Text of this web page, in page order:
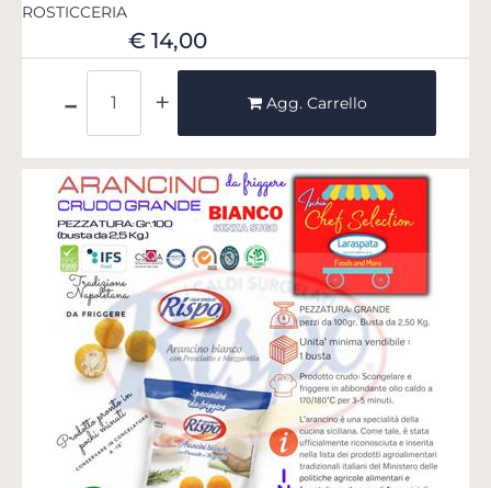
ROSTICCERIA
€ 14,00
Agg. Carrello